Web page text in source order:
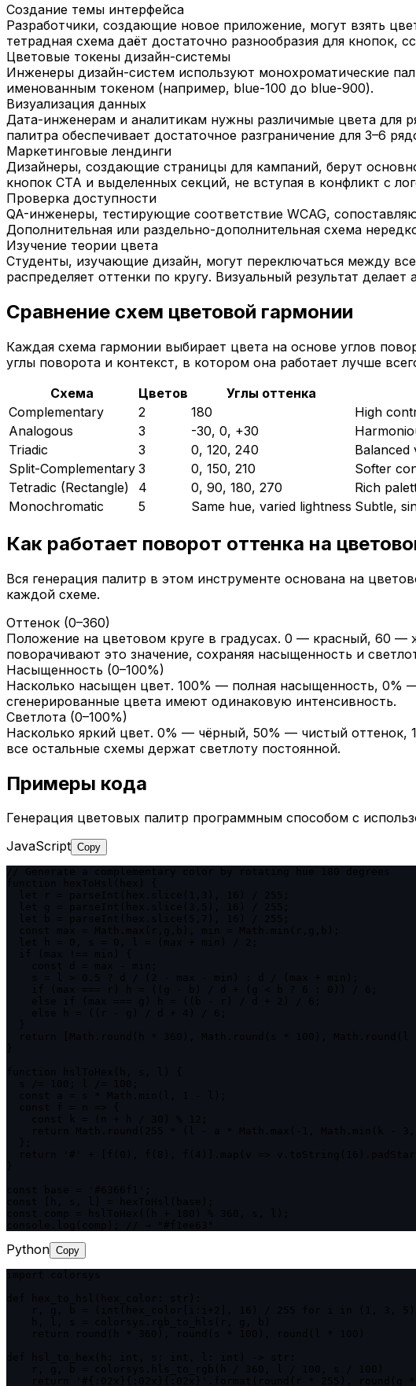
Создание темы интерфейса
Разработчики, создающие новое приложение, могут взять
тетрадная схема даёт достаточно разнообразия для кнопок,
Цветовые токены дизайн-системы
Инженеры дизайн-систем используют монохроматические
именованным токеном (например, blue-100 до blue-900).
Визуализация данных
Дата-инженерам и аналитикам нужны различимые цвета для
палитра обеспечивает достаточное разграничение для 3–6
Маркетинговые лендинги
Дизайнеры, создающие страницы для кампаний, берут
кнопок CTA и выделенных секций, не вступая в конфликт с
Проверка доступности
QA-инженеры, тестирующие соответствие WCAG,
Дополнительная или раздельно-дополнительная схема
Изучение теории цвета
Студенты, изучающие дизайн, могут переключаться между
распределяет оттенки по кругу. Визуальный результат
Сравнение схем цветовой гармонии
Каждая схема гармонии выбирает цвета на основе углов
углы поворота и контекст, в котором она работает лучше
Схема
Цветов Углы оттенка
Complementary
2 180
High
Analogous
3 -30, 0, +30
Triadic
3 0, 120, 240
Balanced
Split-Complementary 3 0, 150, 210
Softer
Tetradic (Rectangle)
4 0, 90, 180, 270
Rich
Monochromatic
5 Same hue, varied lightness Subtle,
Как работает поворот оттенка на
Вся генерация палитр в этом инструменте основана на
каждой схеме.
Оттенок (0–360)
Положение на цветовом круге в градусах. 0 — красный, 60
поворачивают это значение, сохраняя насыщенность и
Насыщенность (0–100%)
Насколько насыщен цвет. 100% — полная насыщенность, 0%
сгенерированные цвета имеют одинаковую интенсивность.
Светлота (0–100%)
Насколько яркий цвет. 0% — чёрный, 50% — чистый
все остальные схемы держат светлоту постоянной.
Примеры кода
Генерация цветовых палитр программным способом с
JavaScript Copy
Python Copy